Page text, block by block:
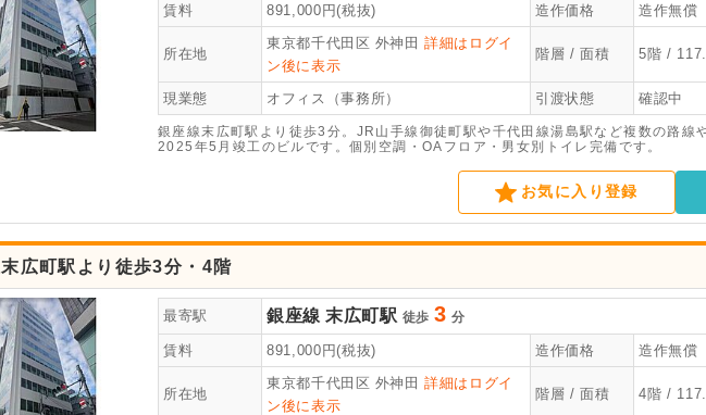
賃料 891,000 円(税抜) 造作価格 造作無償
所在地
東京都千代田区 外神田詳細はログイ
ン後に表示
階層 / 面積 5階 /
現業態 オフィス（事務所） 引渡状態 確認中
銀座線末広町駅より徒歩3分。JR山手線御徒町駅や千代田線湯島駅など複数の路線
2025年5月竣工のビルです。個別空調・OAフロア・男女別トイレ完備です。
お気に入り登録
広町駅より徒歩3分・4階
最寄駅 銀座線 末広町駅 徒歩 3 分
賃料 891,000 円(税抜) 造作価格 造作無償
所在地
東京都千代田区 外神田詳細はログイ
ン後に表示
階層 / 面積 4階 /